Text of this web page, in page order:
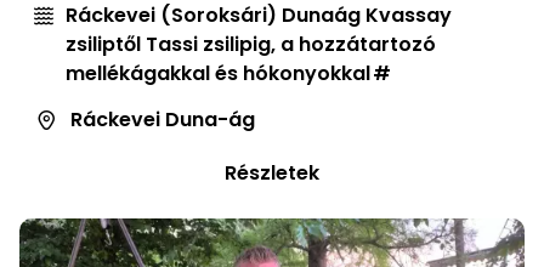
Ráckevei (Soroksári) Dunaág Kvassay
zsiliptől Tassi zsilipig, a hozzátartozó
mellékágakkal és hókonyokkal
Ráckevei Duna-ág
Részletek